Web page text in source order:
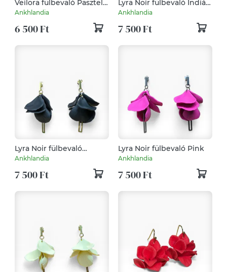
Veilora fülbevaló Pasztell
Zöld
Ankhlandia
6 500 Ft
Lyra Noir fülbevaló Indián
Piros
Ankhlandia
7 500 Ft
Lyra Noir fülbevaló
Fekete
Ankhlandia
7 500 Ft
Lyra Noir fülbevaló Pink
Ankhlandia
7 500 Ft